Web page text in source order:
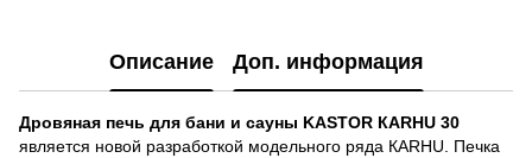
Описание Доп. информация
Дровяная печь для бани и сауны KASTOR КARHU 30
является новой разработкой модельного ряда КARHU. Печка